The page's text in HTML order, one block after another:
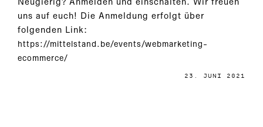
Neugierig? Anmelden und einschalten. Wir freuen
uns auf euch! Die Anmeldung erfolgt über
folgenden Link:
https://mittelstand.be/events/webmarketing-
ecommerce/
23. JUNI 2021